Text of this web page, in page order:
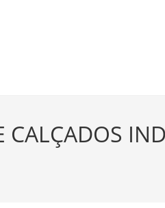
CALÇADOS